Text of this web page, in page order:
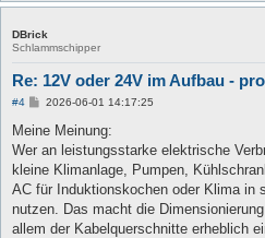
DBrick
Schlammschipper
Re: 12V oder 24V im Aufbau -
#4
B
i
r
a
2026-06-01 14:17:25
Meine Meinung:
Wer an leistungsstarke elektrische
kleine Klimanlage, Pumpen,
AC für Induktionskochen oder Klima in
nutzen. Das macht die
allem der Kabelquerschnitte erheblich